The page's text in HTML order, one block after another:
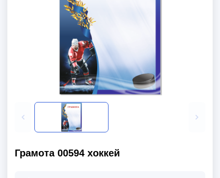
Грамота 00594 хоккей